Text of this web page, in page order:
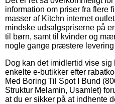
information om priser fra flere
masser af Kitchn internet
mindske udsalgspriserne på
til børn, samt til kvinder og
nogle gange præstere
Dog kan det imidlertid vise
enkelte e-butikker efter
Med Boring Til Spot I Bund
Struktur Melamin, Usamlet)
at du er sikker på at indhente